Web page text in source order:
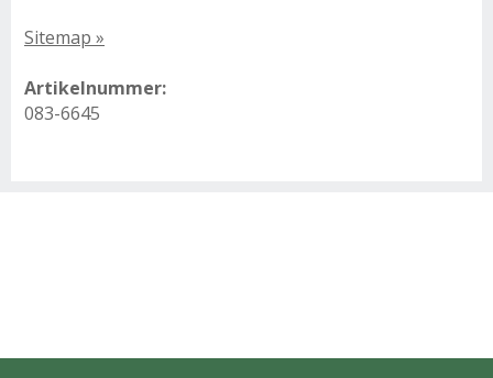
Sitemap »
Artikelnummer:
083-6645